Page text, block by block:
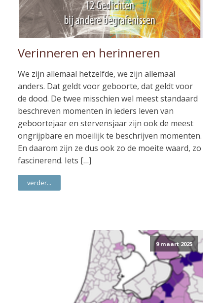
Verinneren en herinneren
We zijn allemaal hetzelfde, we zijn allemaal
anders. Dat geldt voor geboorte, dat geldt voor
de dood. De twee misschien wel meest standaard
beschreven momenten in ieders leven van
geboortejaar en stervensjaar zijn ook de meest
ongrijpbare en moeilijk te beschrijven momenten.
En daarom zijn ze dus ook zo de moeite waard, zo
fascinerend. Iets […]
verder...
9 maart 2025